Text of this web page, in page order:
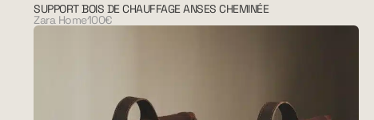
SUPPORT BOIS DE CHAUFFAGE ANSES CHEMINÉE
Zara Home100€